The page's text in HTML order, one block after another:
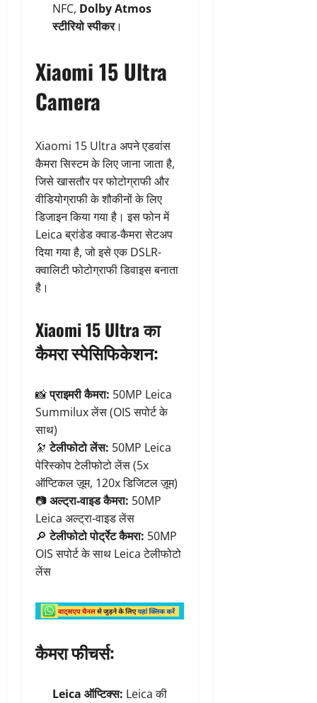
NFC, Dolby Atmos
स्टीरियो स्पीकर।
Xiaomi 15 Ultra
Camera
Xiaomi 15 Ultra अपने एडवांस
कैमरा सिस्टम के लिए जाना जाता है,
जिसे खासतौर पर फोटोग्राफी और
वीडियोग्राफी के शौकीनों के लिए
डिजाइन किया गया है। इस फोन में
Leica ब्रांडेड क्वाड-कैमरा सेटअप
दिया गया है, जो इसे एक DSLR-
क्वालिटी फोटोग्राफी डिवाइस बनाता
है।
Xiaomi 15 Ultra का
कैमरा स्पेसिफिकेशन:
📸प्राइमरी कैमरा: 50MP Leica
Summilux लेंस (OIS सपोर्ट के
साथ)
🔭टेलीफोटो लेंस: 50MP Leica
पेरिस्कोप टेलीफोटो लेंस (5x
ऑप्टिकल ज़ूम, 120x डिजिटल ज़ूम)
📷अल्ट्रा-वाइड कैमरा: 50MP
Leica अल्ट्रा-वाइड लेंस
🔎टेलीफोटो पोर्ट्रेट कैमरा: 50MP
OIS सपोर्ट के साथ Leica टेलीफोटो
लेंस
कैमरा फीचर्स:
Leica ऑप्टिक्स: Leica की